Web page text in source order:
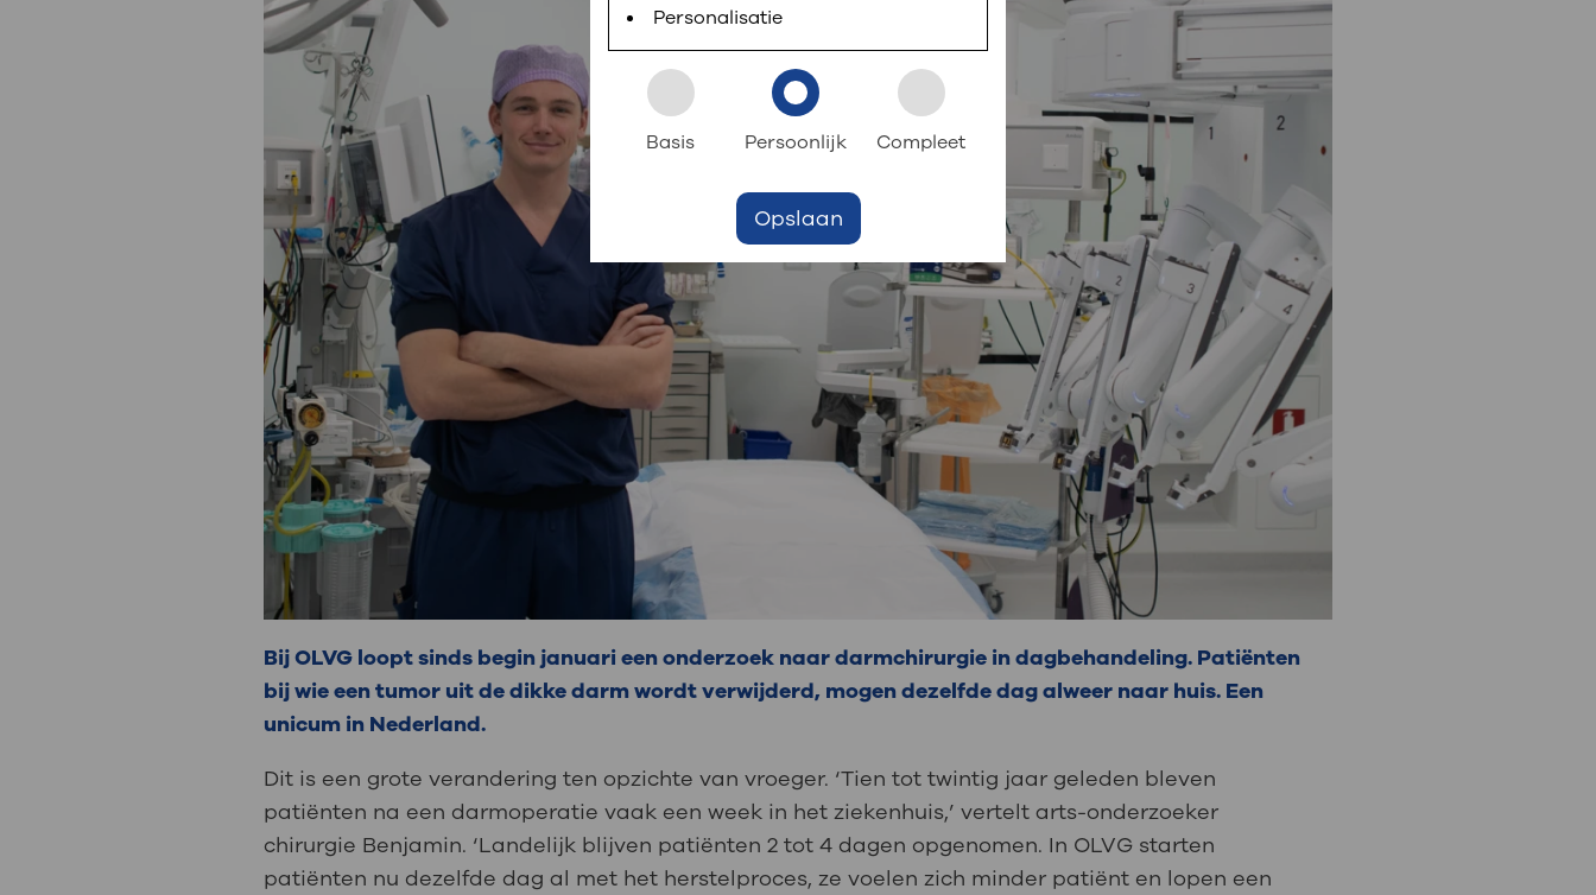
Uw bezoek aan OLVG
Uw verblijf in OLVG
Werken bij OLVG
Contact
: naar uw dossier
Inloggen MijnOLVG
steeds verder uit, zodat u zelf meer digitaal kunt regelen. Met MijnOLVG kunnen
we u sneller helpen.
Direct naar MijnOLVG Lees meer
Bij OLVG loopt sinds begin januari een onderzoek naar darmchirurgie in dagbehandeling. Patiënten
bij wie een tumor uit de dikke darm wordt verwijderd, mogen dezelfde dag alweer naar huis. Een
unicum in Nederland.
Dit is een grote verandering ten opzichte van vroeger. ‘Tien tot twintig jaar geleden bleven
patiënten na een darmoperatie vaak een week in het ziekenhuis,’ vertelt arts-onderzoeker
chirurgie Benjamin. ‘Landelijk blijven patiënten 2 tot 4 dagen opgenomen. In OLVG starten
patiënten nu dezelfde dag al met het herstelproces, ze voelen zich minder patiënt en lopen een
Personalisatie
Basis Persoonlijk Compleet
Opslaan